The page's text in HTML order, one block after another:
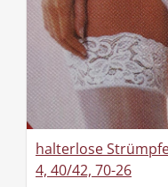
halterlose
4, 40/42, 70-26